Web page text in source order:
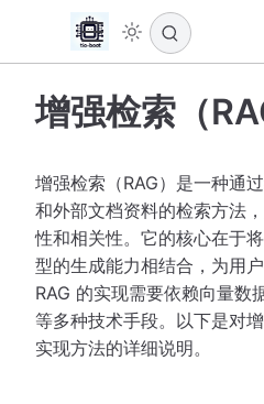
增强检索（
增强检索（RAG）是一种通
和外部文档资料的检索方法
性和相关性。它的核心在于
型的生成能力相结合，为用
RAG 的实现需要依赖向量数
等多种技术手段。以下是对
实现方法的详细说明。